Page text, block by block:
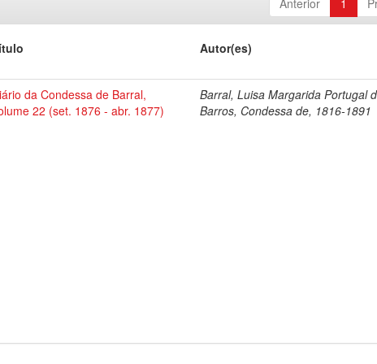
Anterior 1
Autor(es)
da Condessa de Barral,
22 (set. 1876 - abr. 1877)
Barral, Luisa Margarida Portugal
Barros, Condessa de, 1816-1891